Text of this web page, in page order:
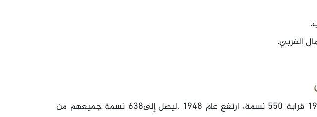
الغربي.
بلغ عدد سكّان القرية عام1945 قرابة 550 نسمة، ارتفع عام 1948 ،ليصل إلى638 نسمة جميعهم من